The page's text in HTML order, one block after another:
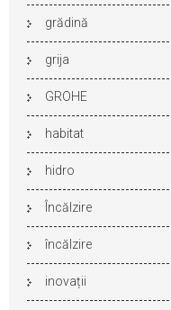
grădină
grija
GROHE
habitat
hidro
Încălzire
încălzire
inovații